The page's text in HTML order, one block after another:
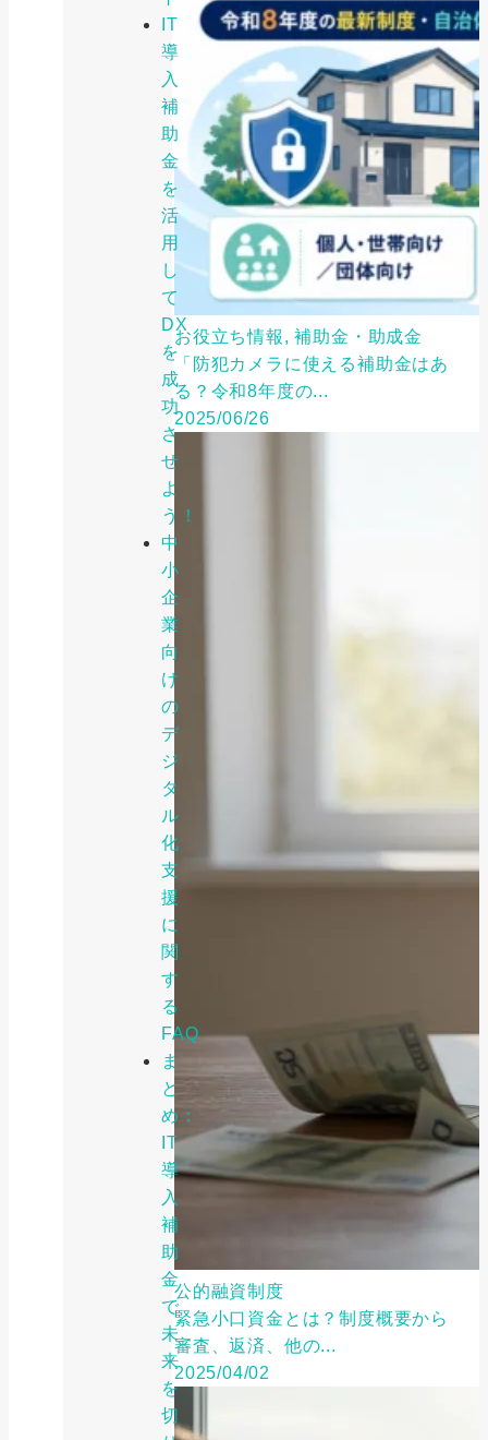
IT
導
入
補
助
金
を
活
用
し
て
DX
を
成
功
さ
せ
よ
う！
中
小
企
業
向
け
の
デ
ジ
タ
ル
化
支
援
に
関
す
る
FAQ
ま
と
め：
IT
導
入
補
助
金
で
未
来
を
切
お役立ち情報, 補助金・助成金
「防犯カメラに使える補助金はあ
る？令和8年度の...
2025/06/26
公的融資制度
緊急小口資金とは？制度概要から
審査、返済、他の...
2025/04/02